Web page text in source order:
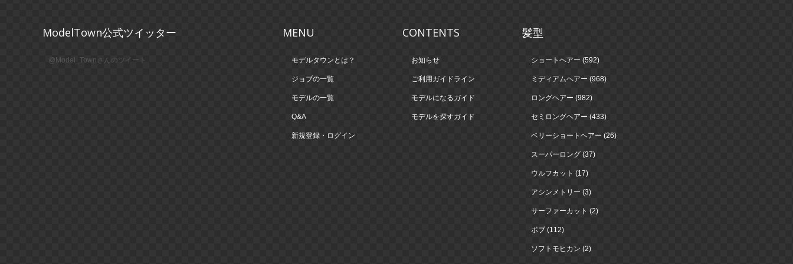
ModelTown公式ツイッター
@Model_Townさんのツイート
MENU
モデルタウンとは？
ジョブの一覧
モデルの一覧
Q&A
新規登録・ログイン
CONTENTS
お知らせ
ご利用ガイドライン
モデルになるガイド
モデルを探すガイド
髪型
ショートヘアー (592)
ミディアムヘアー (968)
ロングヘアー (982)
セミロングヘアー (433)
ベリーショートヘアー (26)
スーパーロング (37)
ウルフカット (17)
アシンメトリー (3)
サーファーカット (2)
ボブ (112)
ソフトモヒカン (2)